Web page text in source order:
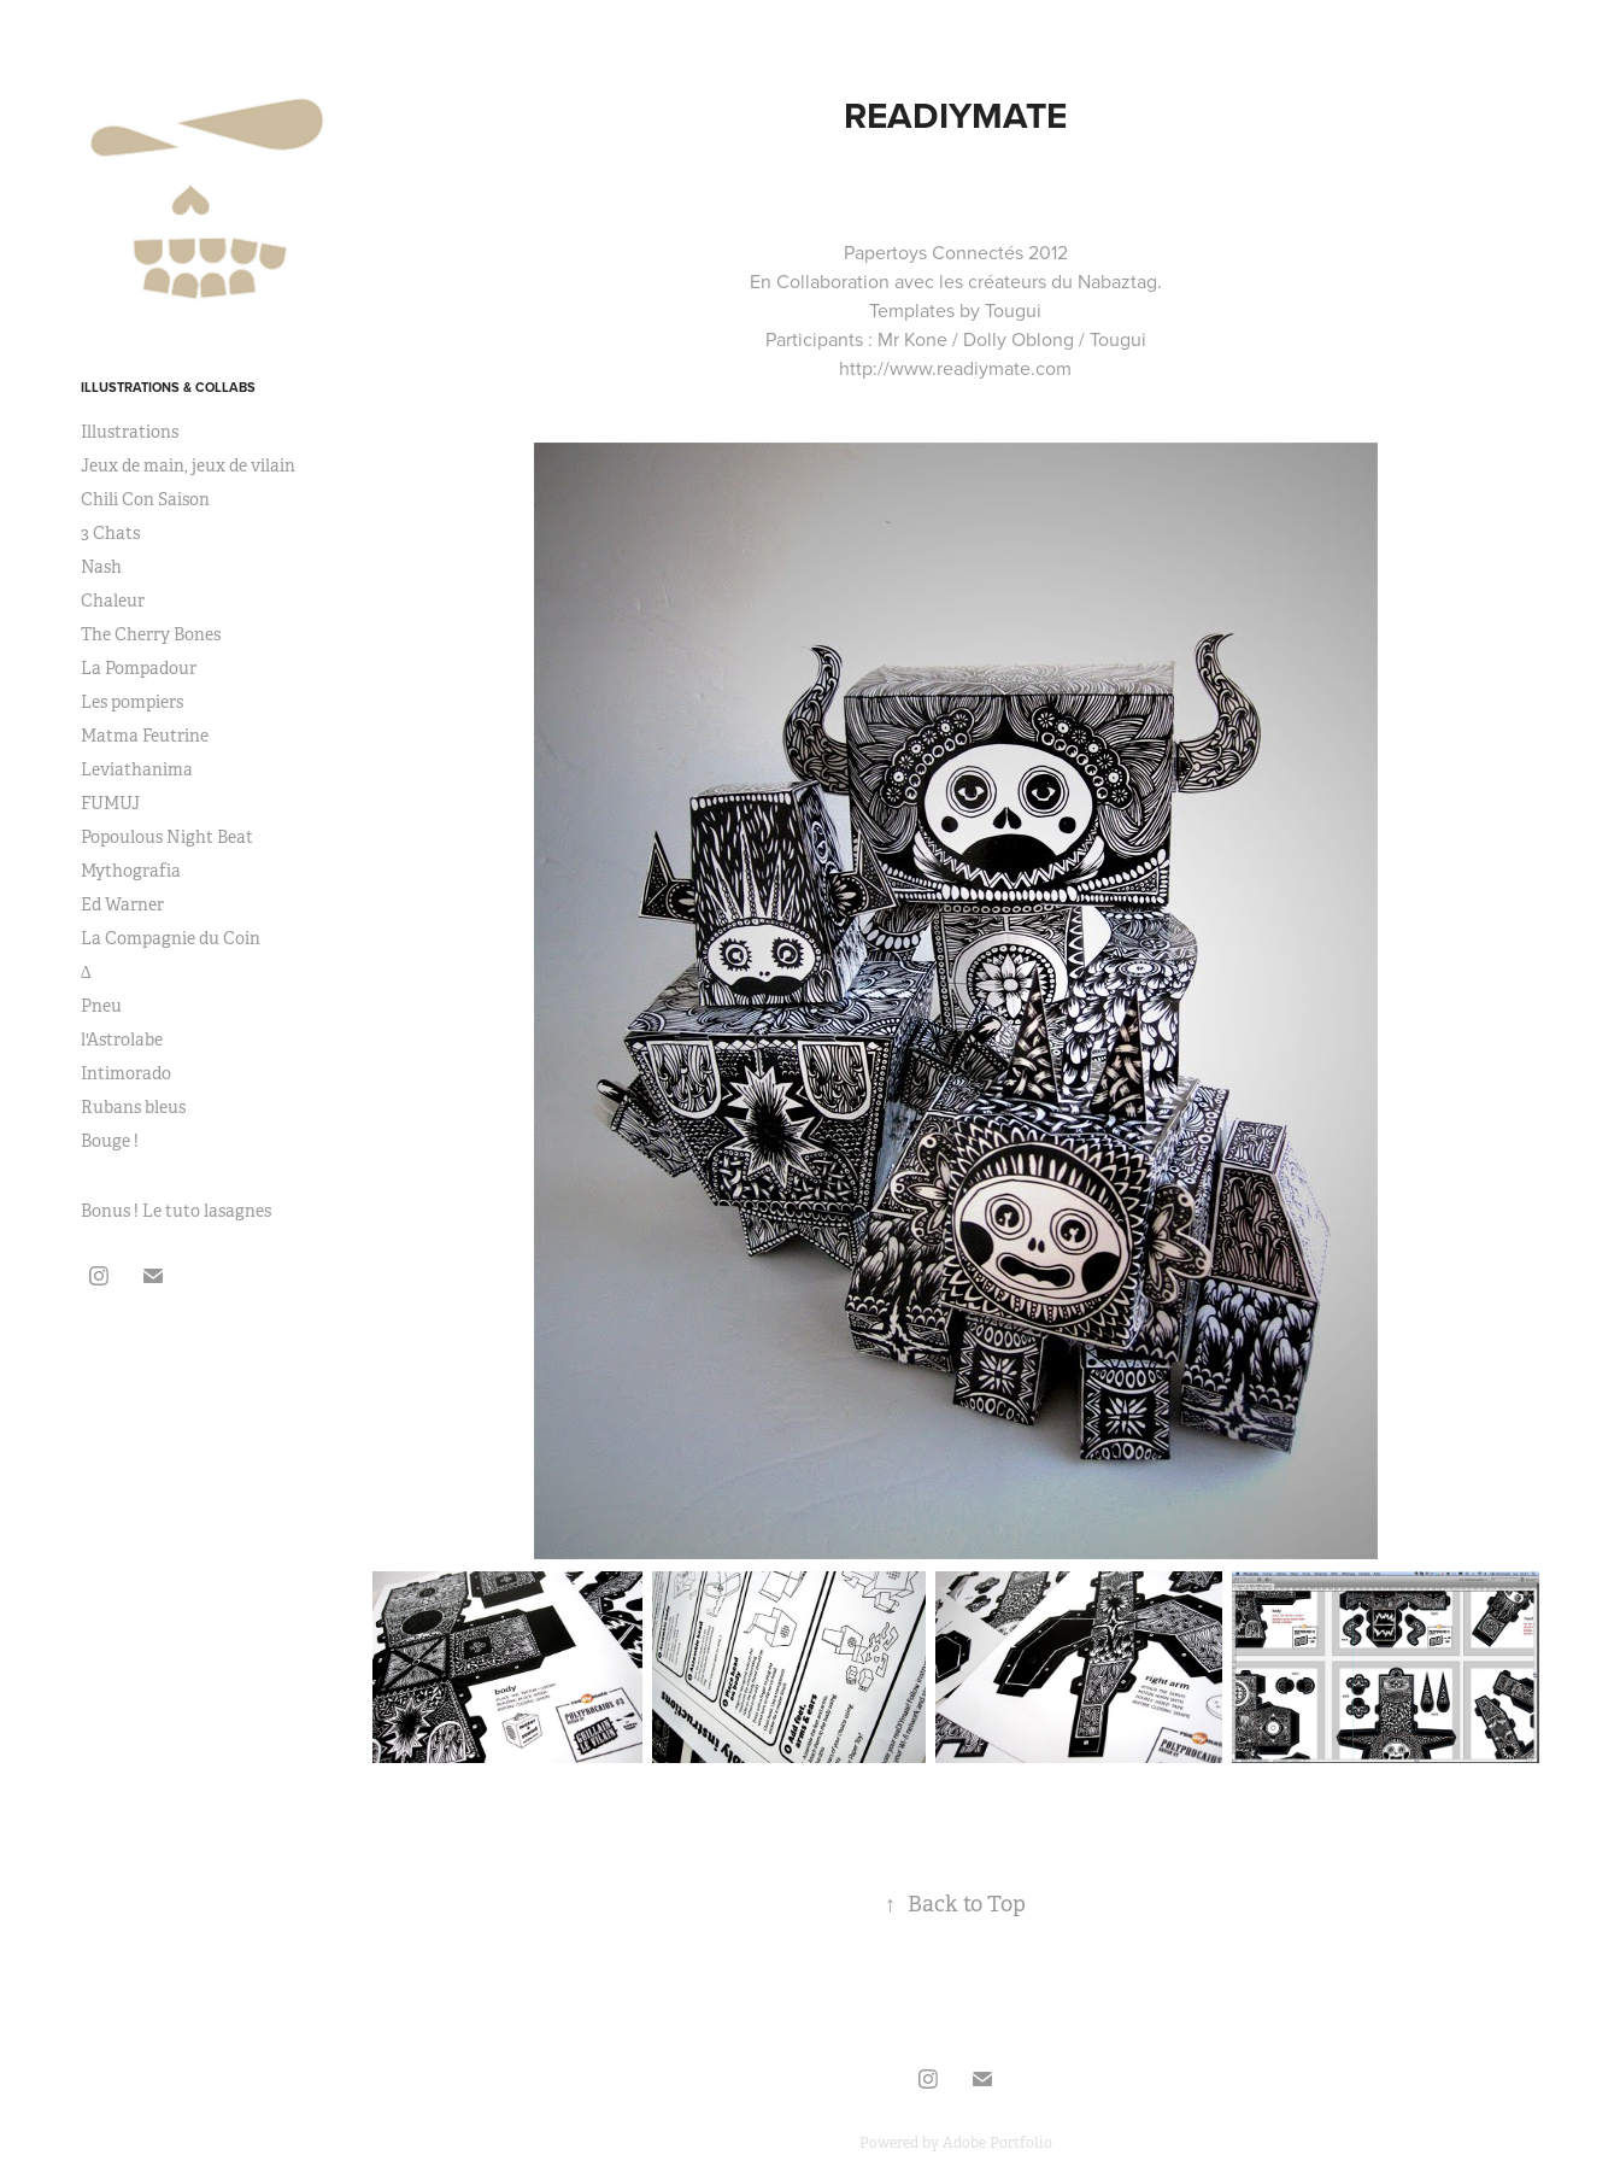
ILLUSTRATIONS & COLLABS
Illustrations
Jeux de main, jeux de vilain
Chili Con Saison
3 Chats
Nash
Chaleur
The Cherry Bones
La Pompadour
Les pompiers
Matma Feutrine
Leviathanima
FUMUJ
Popoulous Night Beat
Mythografia
Ed Warner
La Compagnie du Coin
∆
Pneu
l'Astrolabe
Intimorado
Rubans bleus
Bouge !
Bonus ! Le tuto lasagnes
READIYMATE
Papertoys Connectés 2012
En Collaboration avec les créateurs du Nabaztag.
Templates byTougui
Participants : Mr Kone / Dolly Oblong /Tougui
http://www.readiymate.com
↑ Back to Top
Powered byAdobe Portfolio